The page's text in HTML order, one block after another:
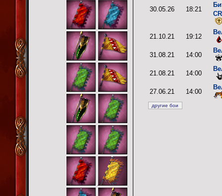
30.05.26 18:21
21.10.21 19:12
31.08.21 14:00
21.08.21 14:00
27.06.21 14:00